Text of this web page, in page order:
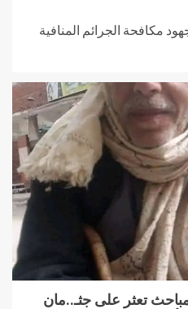
مكافحة الجرائم المنافية
تعثر على جثـ..مان